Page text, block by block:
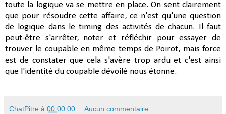
toute la logique va se mettre en place. On sent clairement
que pour résoudre cette affaire, ce n'est qu'une question
de logique dans le timing des activités de chacun. Il faut
peut-être s'arrêter, noter et réfléchir pour essayer de
trouver le coupable en même temps de Poirot, mais force
est de constater que cela s'avère trop ardu et c'est ainsi
que l'identité du coupable dévoilé nous étonne.
ChatPitre à 00:00:00 Aucun commentaire: